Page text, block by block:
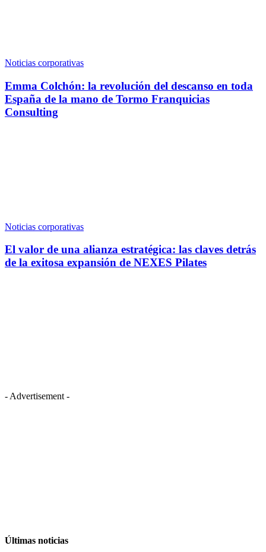
Noticias corporativas
Emma Colchón: la revolución del descanso en toda
España de la mano de Tormo Franquicias
Consulting
Noticias corporativas
El valor de una alianza estratégica: las claves detrás
de la exitosa expansión de NEXES Pilates
- Advertisement -
Últimas noticias